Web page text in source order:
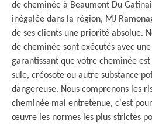
de cheminée à Beaumont Du
inégalée dans la région, MJ
de ses clients une priorité absolue.
de cheminée sont exécutés avec
garantissant que votre cheminée
suie, créosote ou autre substance
dangereuse. Nous comprenons les
cheminée mal entretenue, c'est
œuvre les normes les plus strictes